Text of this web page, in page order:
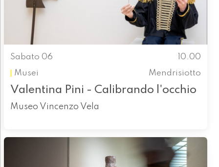
Sabato 06
10.00
Musei
Mendrisiotto
Valentina Pini - Calibrando l'occhio
Museo Vincenzo Vela